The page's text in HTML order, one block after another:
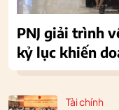
Tài chính
PNJ giải trình
kỷ lục khiến